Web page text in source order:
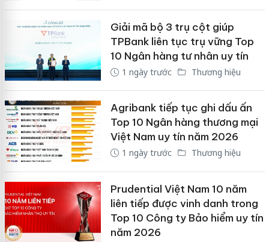
Giải mã bộ 3 trụ cột giúp
TPBank liên tục trụ vững Top
10 Ngân hàng tư nhân uy tín
1 ngày trước Thương hiệu
Agribank tiếp tục ghi dấu ấn
Top 10 Ngân hàng thương mại
Việt Nam uy tín năm 2026
1 ngày trước Thương hiệu
Prudential Việt Nam 10 năm
liên tiếp được vinh danh trong
Top 10 Công ty Bảo hiểm uy tín
năm 2026